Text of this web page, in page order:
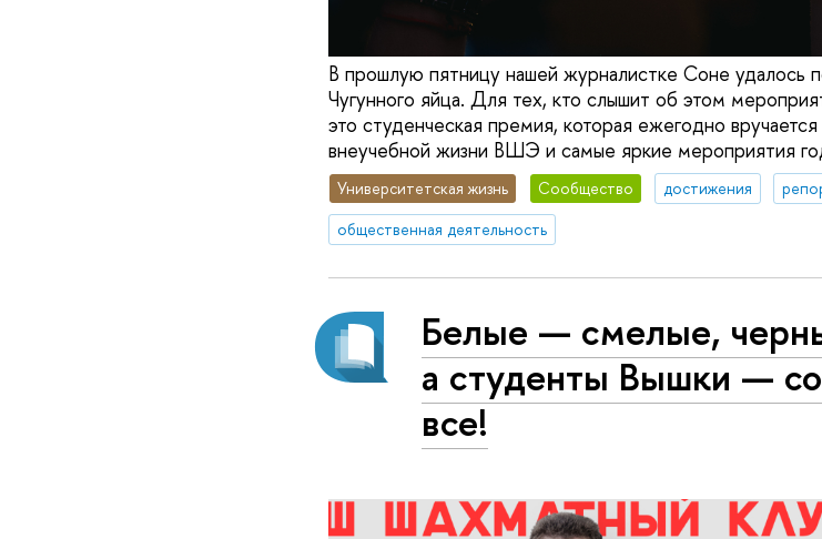
В прошлую пятницу нашей журналистке Соне удалось
Чугунного яйца. Для тех, кто слышит об этом
это студенческая премия, которая ежегодно
внеучебной жизни ВШЭ и самые яркие мероприятия
Университетская жизнь Сообщество достижения
общественная деятельность
Белые — смелые,
а студенты Вышки —
все!